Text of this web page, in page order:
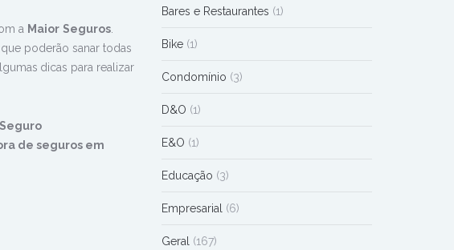
a Maior Seguros
poderão sanar todas
dicas para realizar
Seguro
de seguros em
Bares e Restaurantes (1)
Bike(1)
Condomínio (3)
D&O (1)
E&O (1)
Educação (3)
Empresarial (6)
Geral (167)